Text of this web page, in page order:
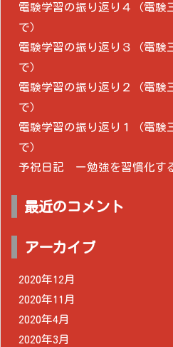
電験学習の振り返り４（電験
で）
電験学習の振り返り３（電験
で）
電験学習の振り返り２（電験
で）
電験学習の振り返り１（電験
で）
予祝日記 ー勉強を習慣化す
最近のコメント
アーカイブ
2020年12月
2020年11月
2020年4月
2020年3月